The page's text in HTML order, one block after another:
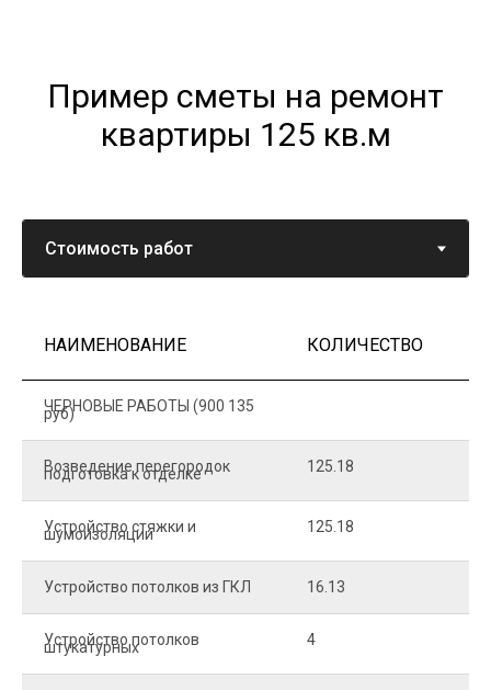
Пример сметы на ремонт
квартиры 125 кв.м
НАИМЕНОВАНИЕ КОЛИЧЕСТВО
ЧЕРНОВЫЕ РАБОТЫ (900 135
руб)
Возведение перегородок
подготовка к отделке 125.18
Устройство стяжки и
шумоизоляции 125.18
Устройство потолков из ГКЛ 16.13
Устройство потолков
штукатурных 4